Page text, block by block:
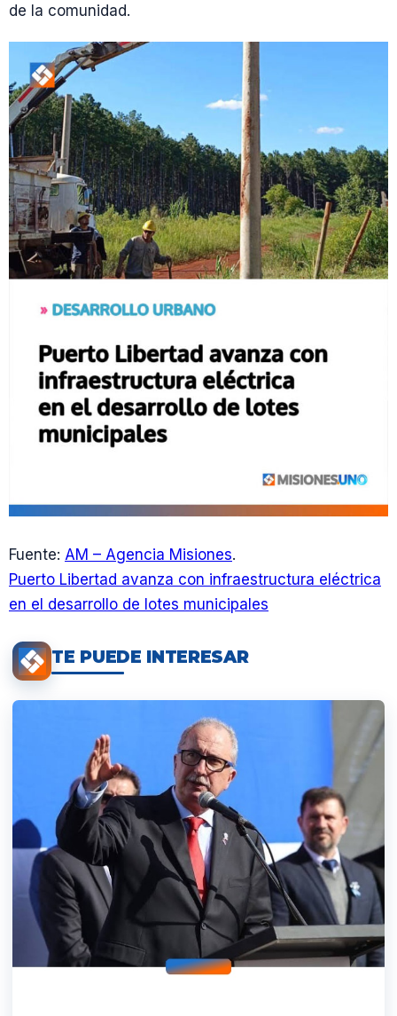
de la comunidad.
Fuente: AM – Agencia Misiones.
Puerto Libertad avanza con infraestructura eléctrica
en el desarrollo de lotes municipales
TE PUEDE INTERESAR